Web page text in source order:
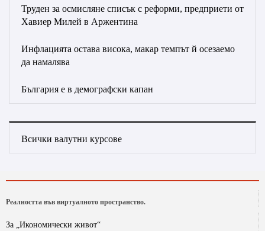
Труден за осмисляне списък с реформи, предприети от
Хавиер Милей в Аржентина
Инфлацията остава висока, макар темпът й осезаемо
да намалява
България е в демографски капан
Всички валутни курсове
Реалността във виртуалното пространство.
За „Икономически живот“